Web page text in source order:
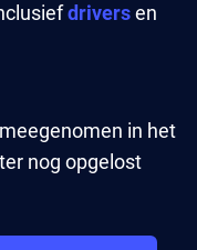
driversen
in het
nog opgelost